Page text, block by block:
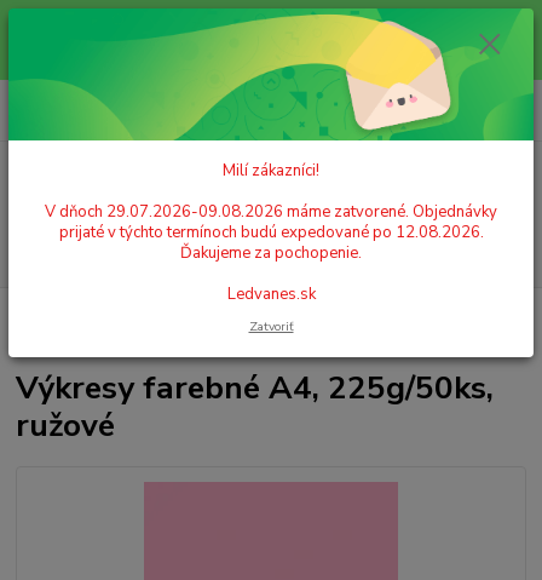
Milí zákazníci! V dňoch 29.07.2026-09.08.2026 máme zatvorené.
Objednávky prijaté v týchto termínoch budú expedované po 12.08.2026.
Ďakujeme za pochopenie. Ledvanes.sk
+421 908 755 958
Po. - Pia. od 9:00 hod. - 16:00 hod.
za0,00 EUR
Výkresy farebné A4, 225g/50ks,
ružové
Milí zákazníci!
V dňoch 29.07.2026-09.08.2026 máme zatvorené. Objednávky
prijaté v týchto termínoch budú expedované po 12.08.2026.
Ďakujeme za pochopenie.
Ledvanes.sk
Zatvoriť